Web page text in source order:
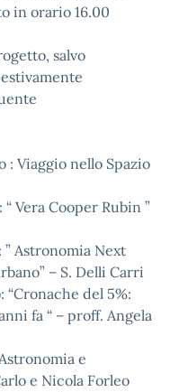
in orario 16.00
salvo
: Viaggio nello Spazio
Vera Cooper Rubin ”
Astronomia Next
– S. Delli Carri
del 5%:
fa “ – proff. Angela
e
e Nicola Forleo